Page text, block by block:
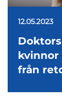
12.05.2023
kvinnor
från